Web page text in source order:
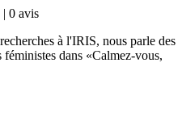
| 0 avis
à l'IRIS, nous parle des
dans «Calmez-vous,